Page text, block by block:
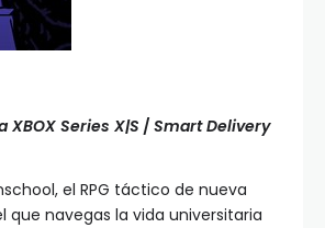
Series X|S / Smart Delivery
el RPG táctico de nueva
que navegas la vida universitaria